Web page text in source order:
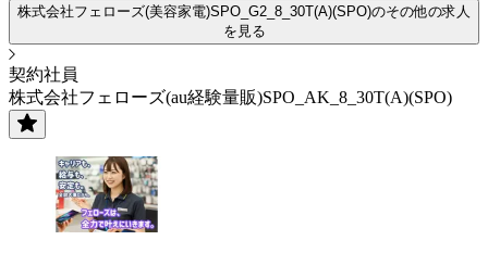
株式会社フェローズ(美容家電)SPO_G2_8_30T(A)(SPO)のその他の求人
を見る
契約社員
株式会社フェローズ(au経験量販)SPO_AK_8_30T(A)(SPO)